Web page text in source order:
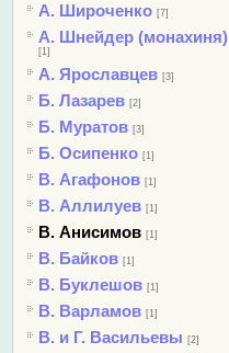
А. Широченко [7]
А. Шнейдер (монахиня)
[1]
А. Ярославцев [3]
Б. Лазарев [2]
Б. Муратов [3]
Б. Осипенко [1]
В. Агафонов [1]
В. Аллилуев [1]
В. Анисимов [1]
В. Байков [1]
В. Буклешов [1]
В. Варламов [1]
В. и Г. Васильевы [2]